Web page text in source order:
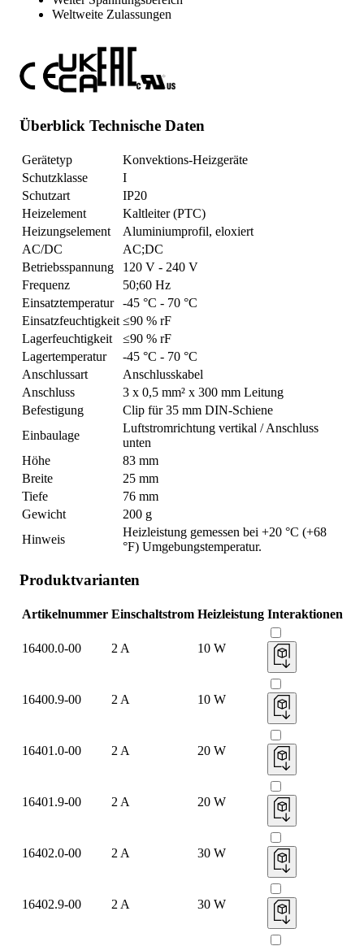
Weltweite Zulassungen
Überblick Technische Daten
Gerätetyp
Konvektions-Heizgeräte
Schutzklasse
I
Schutzart
IP20
Heizelement
Kaltleiter (PTC)
Heizungselement
Aluminiumprofil, eloxiert
AC/DC
AC;DC
Betriebsspannung
120 V - 240 V
Frequenz
50;60 Hz
Einsatztemperatur
-45 °C - 70 °C
Einsatzfeuchtigkeit ≤90 % rF
Lagerfeuchtigkeit
≤90 % rF
Lagertemperatur
-45 °C - 70 °C
Anschlussart
Anschlusskabel
Anschluss
3 x 0,5 mm² x 300 mm Leitung
Befestigung
Clip für 35 mm DIN-Schiene
Einbaulage
Luftstromrichtung vertikal / Anschluss
unten
Höhe
83 mm
Breite
25 mm
Tiefe
76 mm
Gewicht
200 g
Hinweis
Heizleistung gemessen bei +20 °C (+68
°F) Umgebungstemperatur.
Produktvarianten
Artikelnummer Einschaltstrom Heizleistung Interaktionen
16400.0-00 2 A 10 W
16400.9-00 2 A 10 W
16401.0-00 2 A 20 W
16401.9-00 2 A 20 W
16402.0-00 2 A 30 W
16402.9-00 2 A 30 W